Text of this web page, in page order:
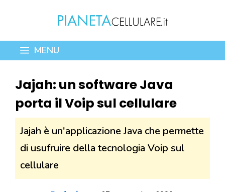
contenuto
MENU
Jajah: un software Java
porta il Voip sul cellulare
Jajah è un'applicazione Java che permette
di usufruire della tecnologia Voip sul
cellulare